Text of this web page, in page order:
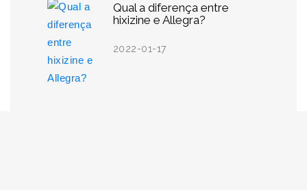
Qual a diferença entre
hixizine e Allegra?
2022-01-17